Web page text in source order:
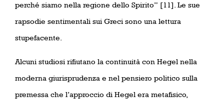
perché siamo nella regione dello Spirito” [11]. Le sue
rapsodie sentimentali sui Greci sono una lettura
stupefacente.
Alcuni studiosi rifiutano la continuità con Hegel nella
moderna giurisprudenza e nel pensiero politico sulla
premessa che l’approccio di Hegel era metafisico,